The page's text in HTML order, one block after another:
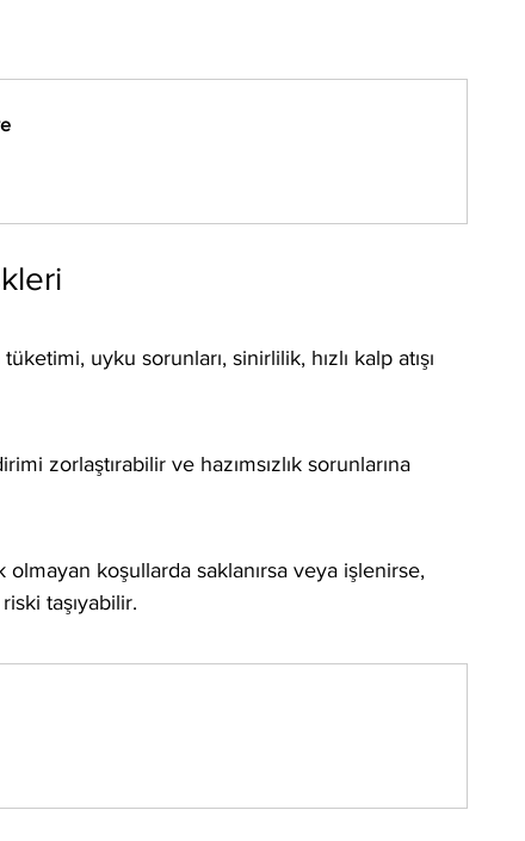
tüketimi, uyku sorunları, sinirlilik, hızlı kalp atışı
zorlaştırabilir ve hazımsızlık sorunlarına
koşullarda saklanırsa veya işlenirse,
taşıyabilir.